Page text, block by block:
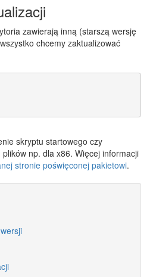
zawierają inną (starszą wersję
chcemy zaktualizować
skryptu startowego czy
np. dla x86. Więcej informacji
stronie poświęconej pakietowi.